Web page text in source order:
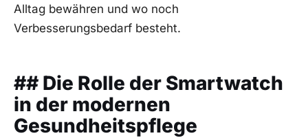
Alltag bewähren und wo noch
Verbesserungsbedarf besteht.
## Die Rolle der Smartwatch
in⁤ der​ modernen
Gesundheitspflege